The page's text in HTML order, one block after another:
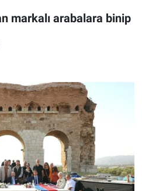
markalı arabalara binip